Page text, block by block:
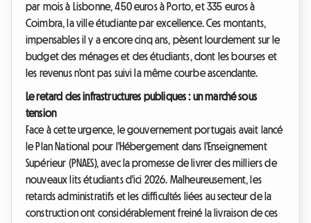
par mois à Lisbonne, 450 euros à Porto, et 335 euros à
Coimbra, la ville étudiante par excellence. Ces montants,
impensables il y a encore cinq ans, pèsent lourdement sur le
budget des ménages et des étudiants, dont les bourses et
les revenus n'ont pas suivi la même courbe ascendante.
Le retard des infrastructures publiques : un marché sous
tension
Face à cette urgence, le gouvernement portugais avait lancé
le Plan National pour l'Hébergement dans l'Enseignement
Supérieur (PNAES), avec la promesse de livrer des milliers de
nouveaux lits étudiants d'ici 2026. Malheureusement, les
retards administratifs et les difficultés liées au secteur de la
construction ont considérablement freiné la livraison de ces